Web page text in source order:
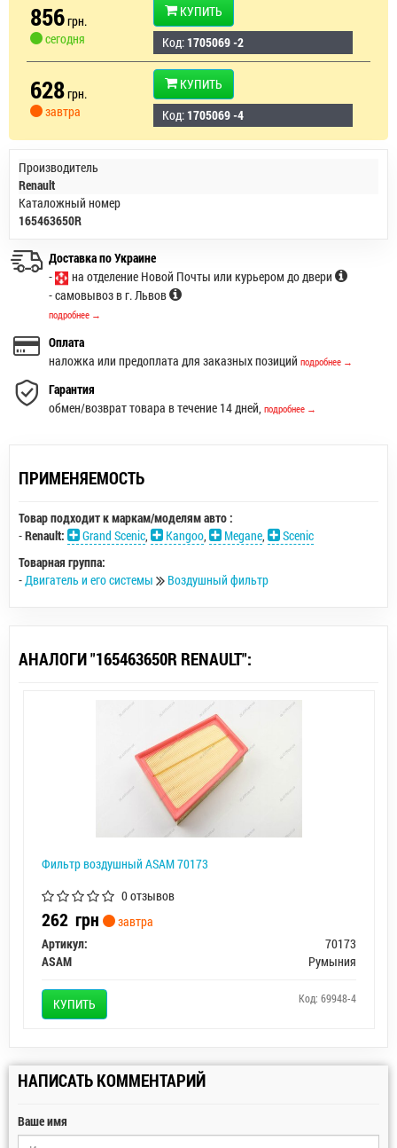
856грн.
сегодня
КУПИТЬ
Код: 1705069 -2
628грн.
завтра
КУПИТЬ
Код: 1705069 -4
Производитель
Renault
Каталожный номер
165463650R
Доставка по Украине
-
на отделение Новой Почты или курьером до двери
- самовывоз в г. Львов
подробнее →
Оплата
наложка или предоплата для заказных позиций подробнее →
Гарантия
обмен/возврат товара в течение 14 дней, подробнее →
ПРИМЕНЯЕМОСТЬ
Товар подходит к маркам/моделям авто :
-Renault: Grand Scenic, Kangoo, Megane,
Scenic
Товарная группа:
-Двигатель и его системы Воздушный фильтр
АНАЛОГИ "165463650R RENAULT":
Фильтр воздушный ASAM 70173
0 отзывов
262 грн
завтра
Артикул:
70173
ASAM
Румыния
КУПИТЬ Код: 69948-4
НАПИСАТЬ КОММЕНТАРИЙ
Ваше имя